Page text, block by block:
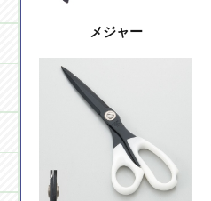
メジャー